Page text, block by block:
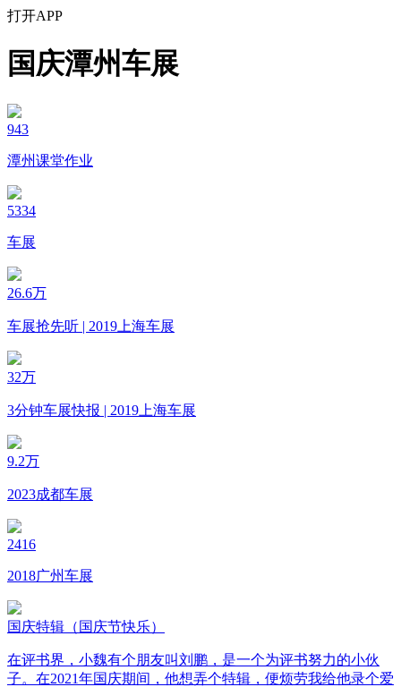
打开APP
国庆潭州车展
943
潭州课堂作业
5334
车展
26.6万
车展抢先听 | 2019上海车展
32万
3分钟车展快报 | 2019上海车展
9.2万
2023成都车展
2416
2018广州车展
国庆特辑（国庆节快乐）
在评书界，小魏有个朋友叫刘鹏，是一个为评书努力的小伙
子。在2021年国庆期间，他想弄个特辑，便烦劳我给他录个爱